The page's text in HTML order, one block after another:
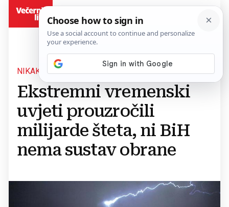
NIKAKO DA KRENEMO NAPRIJED
Ekstremni vremenski
uvjeti prouzročili
milijarde šteta, ni BiH
nema sustav obrane